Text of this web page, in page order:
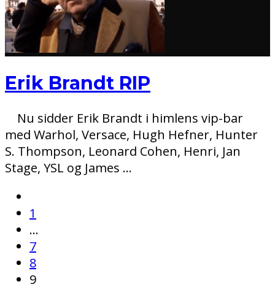
Erik Brandt RIP
Nu sidder Erik Brandt i himlens vip-bar
med Warhol, Versace, Hugh Hefner, Hunter
S. Thompson, Leonard Cohen, Henri, Jan
Stage, YSL og James ...
1
…
7
8
9